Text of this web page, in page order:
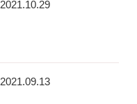
2021.10.29
2021.09.13